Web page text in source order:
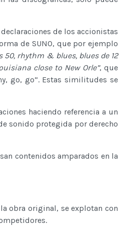
de los accionistas
de SUNO, que por ejemplo
50, rhythm & blues, blues de 12
close to New Orle”, que
go, go”. Estas similitudes se
haciendo referencia a un
sonido protegida por derecho
contenidos amparados en la
obra original, se explotan con